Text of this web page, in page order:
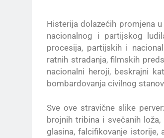
Histerija dolazećih promjena
nacionalnog i partijskog
procesija, partijskih i
ratnih stradanja, filmskih
nacionalni heroji, beskrajni
bombardovanja civilnog
Sve ove stravične slike
brojnih tribina i svečanih
glasina, falcifikovanje